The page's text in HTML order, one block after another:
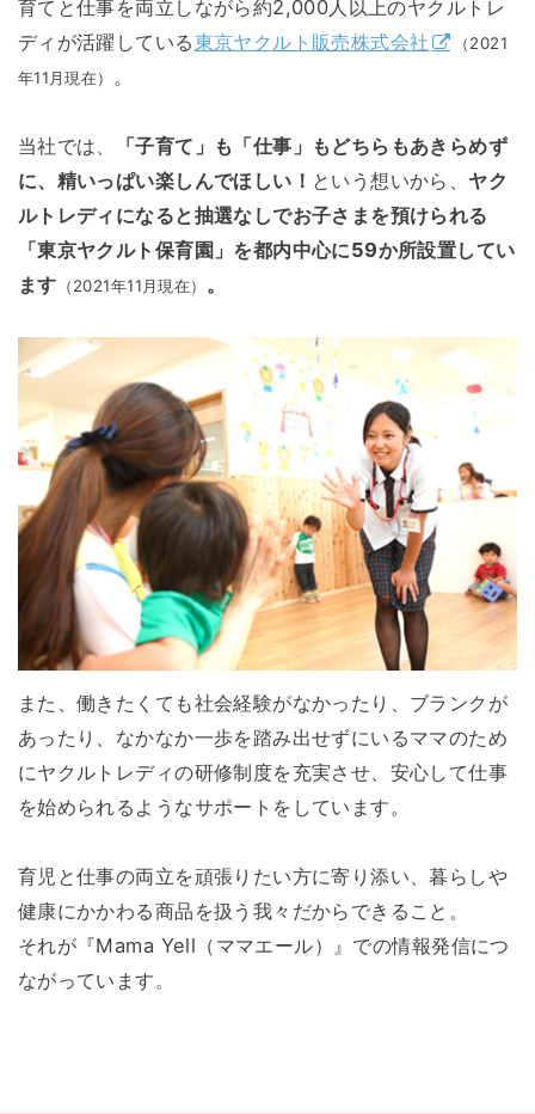
育てと仕事を両立しながら約2,000人以上のヤクルトレ
ディが活躍している東京ヤクルト販売株式会社
（2021
年11月現在） 。
当社では、
「子育て」も「仕事」もどちらもあきらめず
に、精いっぱい楽しんでほしい！ という想いから、 ヤク
ルトレディになると抽選なしでお子さまを預けられる
「東京ヤクルト保育園」を都内中心に59か所設置してい
ます （2021年11月現在） 。
また、働きたくても社会経験がなかったり、ブランクが
あったり、なかなか一歩を踏み出せずにいるママのため
にヤクルトレディの研修制度を充実させ、安心して仕事
を始められるようなサポートをしています。
育児と仕事の両立を頑張りたい方に寄り添い、暮らしや
健康にかかわる商品を扱う我々だからできること。
それが『Mama Yell（ママエール）』での情報発信につ
ながっています。